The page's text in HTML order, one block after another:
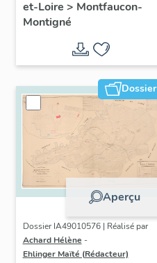
industriel de la
commune de
Montfaucon-
Montigné
et-Loire > Montfaucon-
Montigné
Dossier
Aperçu
Dossier IA49010576 | Réalisé par
Achard Hélène -
Ehlinger Maïté (Rédacteur)